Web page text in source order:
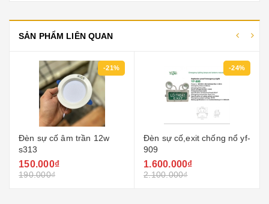
SẢN PHẨM LIÊN QUAN
-24%
Đèn sự cố,exit chống nổ yf-
909
1.600.000₫
2.100.000₫
-17%
Đèn sự cố âm trần ktm dt-
500.000₫
600.000₫